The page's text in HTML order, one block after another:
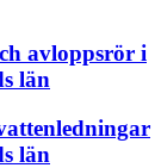
avloppsrör i
län
län